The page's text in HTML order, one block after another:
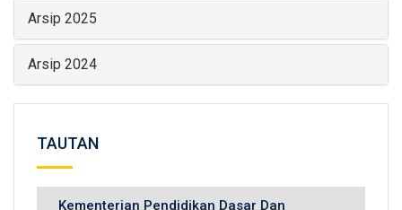
Arsip 2025
Arsip 2024
TAUTAN
Kementerian Pendidikan Dasar Dan